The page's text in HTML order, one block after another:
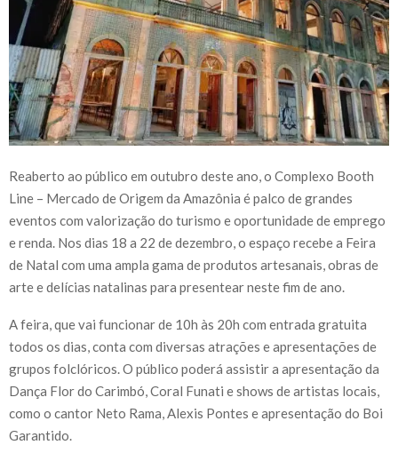
Reaberto ao público em outubro deste ano, o Complexo Booth
Line – Mercado de Origem da Amazônia é palco de grandes
eventos com valorização do turismo e oportunidade de emprego
e renda. Nos dias 18 a 22 de dezembro, o espaço recebe a Feira
de Natal com uma ampla gama de produtos artesanais, obras de
arte e delícias natalinas para presentear neste fim de ano.
A feira, que vai funcionar de 10h às 20h com entrada gratuita
todos os dias, conta com diversas atrações e apresentações de
grupos folclóricos. O público poderá assistir a apresentação da
Dança Flor do Carimbó, Coral Funati e shows de artistas locais,
como o cantor Neto Rama, Alexis Pontes e apresentação do Boi
Garantido.